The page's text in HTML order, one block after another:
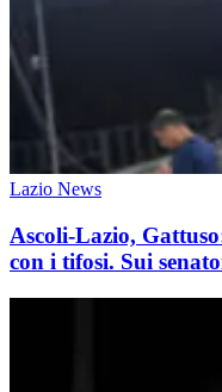
Lazio News
Ascoli-Lazio,
con i tifosi. Sui